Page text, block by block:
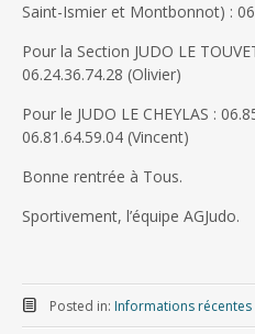
Saint-Ismier et Montbonnot) :
Pour la Section JUDO LE
06.24.36.74.28 (Olivier)
Pour le JUDO LE CHEYLAS :
06.81.64.59.04 (Vincent)
Bonne rentrée à Tous.
Sportivement, l’équipe AGJudo.
Posted in: Informations récentes